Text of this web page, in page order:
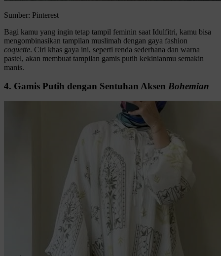
Sumber: Pinterest
Bagi kamu yang ingin tetap tampil feminin saat Idulfitri, kamu bisa
mengombinasikan tampilan muslimah dengan gaya fashion
coquette. Ciri khas gaya ini, seperti renda sederhana dan warna
pastel, akan membuat tampilan gamis putih kekinianmu semakin
manis.
4. Gamis Putih dengan Sentuhan Aksen Bohemian